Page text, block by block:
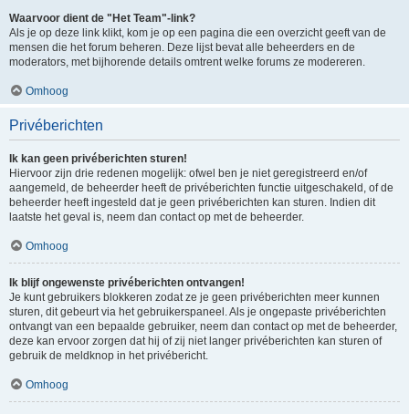
Waarvoor dient de "Het Team"-link?
Als je op deze link klikt, kom je op een pagina die een overzicht geeft van de
mensen die het forum beheren. Deze lijst bevat alle beheerders en de
moderators, met bijhorende details omtrent welke forums ze modereren.
Omhoog
Privéberichten
Ik kan geen privéberichten sturen!
Hiervoor zijn drie redenen mogelijk: ofwel ben je niet geregistreerd en/of
aangemeld, de beheerder heeft de privéberichten functie uitgeschakeld, of de
beheerder heeft ingesteld dat je geen privéberichten kan sturen. Indien dit
laatste het geval is, neem dan contact op met de beheerder.
Omhoog
Ik blijf ongewenste privéberichten ontvangen!
Je kunt gebruikers blokkeren zodat ze je geen privéberichten meer kunnen
sturen, dit gebeurt via het gebruikerspaneel. Als je ongepaste privéberichten
ontvangt van een bepaalde gebruiker, neem dan contact op met de beheerder,
deze kan ervoor zorgen dat hij of zij niet langer privéberichten kan sturen of
gebruik de meldknop in het privébericht.
Omhoog